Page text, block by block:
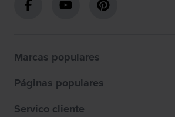
Marcas populares
Páginas populares
Servico cliente